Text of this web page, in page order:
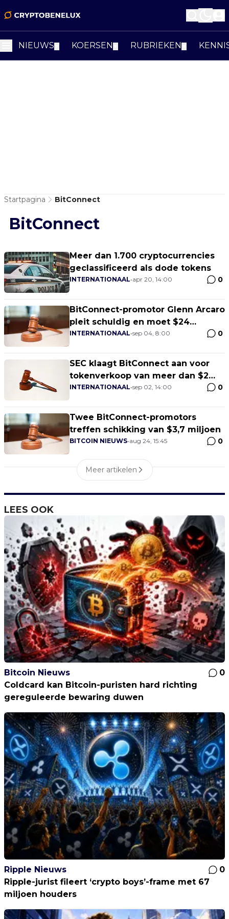
NIEUWS KOERSEN RUBRIEKEN
Startpagina BitConnect
BitConnect
Meer dan 1.700 cryptocurrencies
geclassificeerd als dode tokens
INTERNATIONAAL•apr 20, 14:00 0
BitConnect-promotor Glenn Arcaro
pleit schuldig en moet $24
miljoen terugbetalen
INTERNATIONAAL•sep 04, 8:00 0
SEC klaagt BitConnect aan voor
tokenverkoop van meer dan $2
miljard
INTERNATIONAAL•sep 02, 14:00 0
Twee BitConnect-promotors
treffen schikking van $3,7 miljoen
BITCOIN NIEUWS•aug 24, 15:45 0
Meer artikelen
LEES OOK
Bitcoin Nieuws
0
Coldcard kan Bitcoin-puristen hard richting
gereguleerde bewaring duwen
Ripple Nieuws
0
Ripple-jurist fileert ‘crypto boys’-frame met 67
miljoen houders